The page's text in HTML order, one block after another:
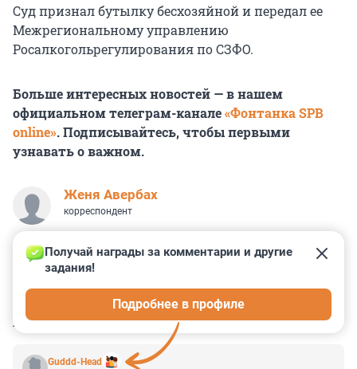
Суд признал бутылку бесхозяйной и передал ее
Межрегиональному управлению
Росалкогольрегулирования по СЗФО.
Больше интересных новостей — в нашем
официальном телеграм-канале«Фонтанка SPB
online». Подписывайтесь, чтобы первыми
узнавать о важном.
Женя Авербах
корреспондент
КОММЕНТАРИИ 5
Guddd-Head
Получай награды за комментарии и другие
задания!
Подробнее в профиле